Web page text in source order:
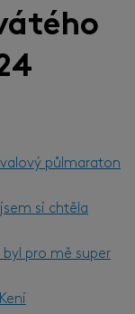
půlmaraton
si chtěla
pro mě super